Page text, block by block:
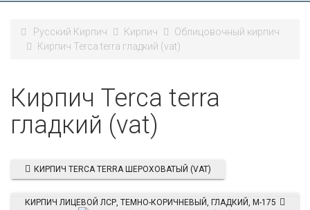
Русский Кирпич Кирпич
Облицовочный кирпич
Кирпич Terca terra гладкий (vat)
Кирпич Terca terra
гладкий (vat)
КИРПИЧ TERCA TERRA ШЕРОХОВАТЫЙ (VAT)
КИРПИЧ ЛИЦЕВОЙ ЛСР, ТЕМНО-КОРИЧНЕВЫЙ, ГЛАДКИЙ, М-175